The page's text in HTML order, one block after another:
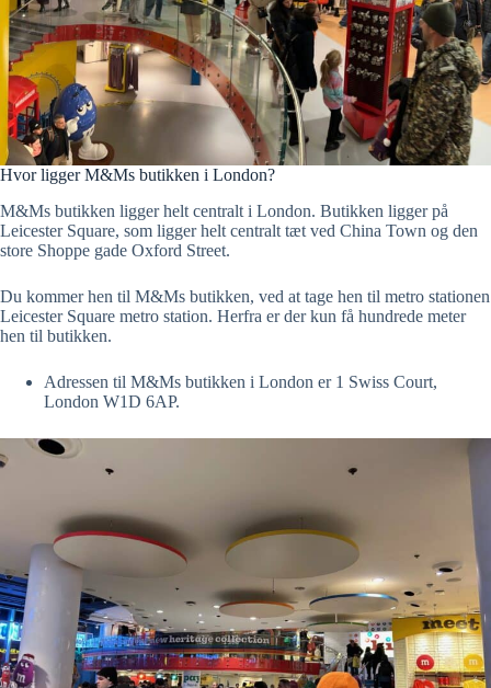
Hvor ligger M&Ms butikken i London?
M&Ms butikken ligger helt centralt i London. Butikken ligger på
Leicester Square, som ligger helt centralt tæt ved China Town og den
store Shoppe gade Oxford Street.
Du kommer hen til M&Ms butikken, ved at tage hen til metro stationen
Leicester Square metro station. Herfra er der kun få hundrede meter
hen til butikken.
Adressen til M&Ms butikken i London er 1 Swiss Court,
London W1D 6AP.